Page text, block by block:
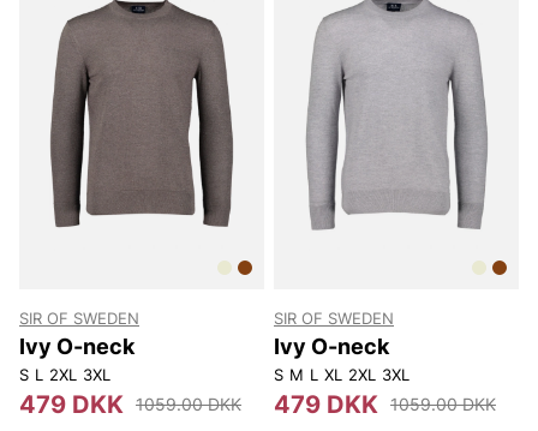
SIR OF SWEDEN
Ivy O-neck
S L 2XL 3XL
479 DKK 1059.00 DKK
SIR OF SWEDEN
Ivy O-neck
S M L XL 2XL 3XL
479 DKK 1059.00 DKK